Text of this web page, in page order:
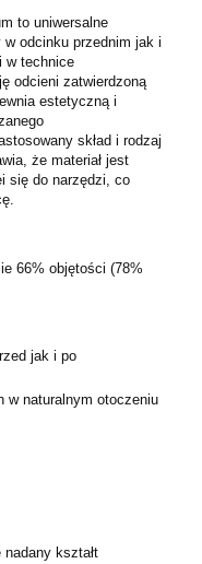
to uniwersalne
w odcinku przednim jak i
w technice
odcieni zatwierdzoną
estetyczną i
skład i rodzaj
że materiał jest
się do narzędzi, co
66% objętości (78%
jak i po
w naturalnym otoczeniu
kształt